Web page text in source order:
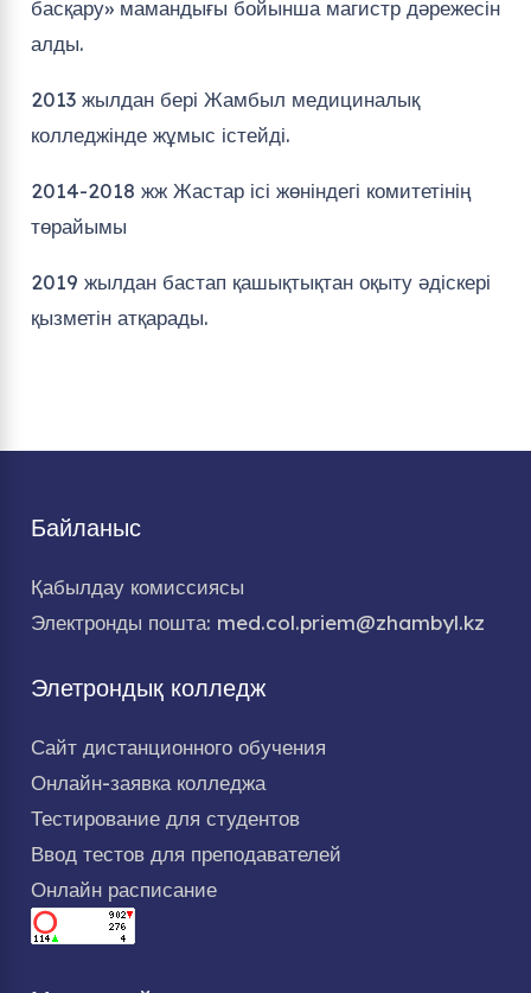
басқару» мамандығы бойынша магистр дәрежесін
алды.
2013 жылдан бері Жамбыл медициналық
колледжінде жұмыс істейді.
2014-2018 жж Жастар ісі жөніндегі комитетінің
төрайымы
2019 жылдан бастап қашықтықтан оқыту әдіскері
қызметін атқарады.
Байланыс
Қабылдау комиссиясы
Электронды пошта: med.col.priem@zhambyl.kz
Элетрондық колледж
Сайт дистанционного обучения
Онлайн-заявка колледжа
Тестирование для студентов
Ввод тестов для преподавателей
Онлайн расписание